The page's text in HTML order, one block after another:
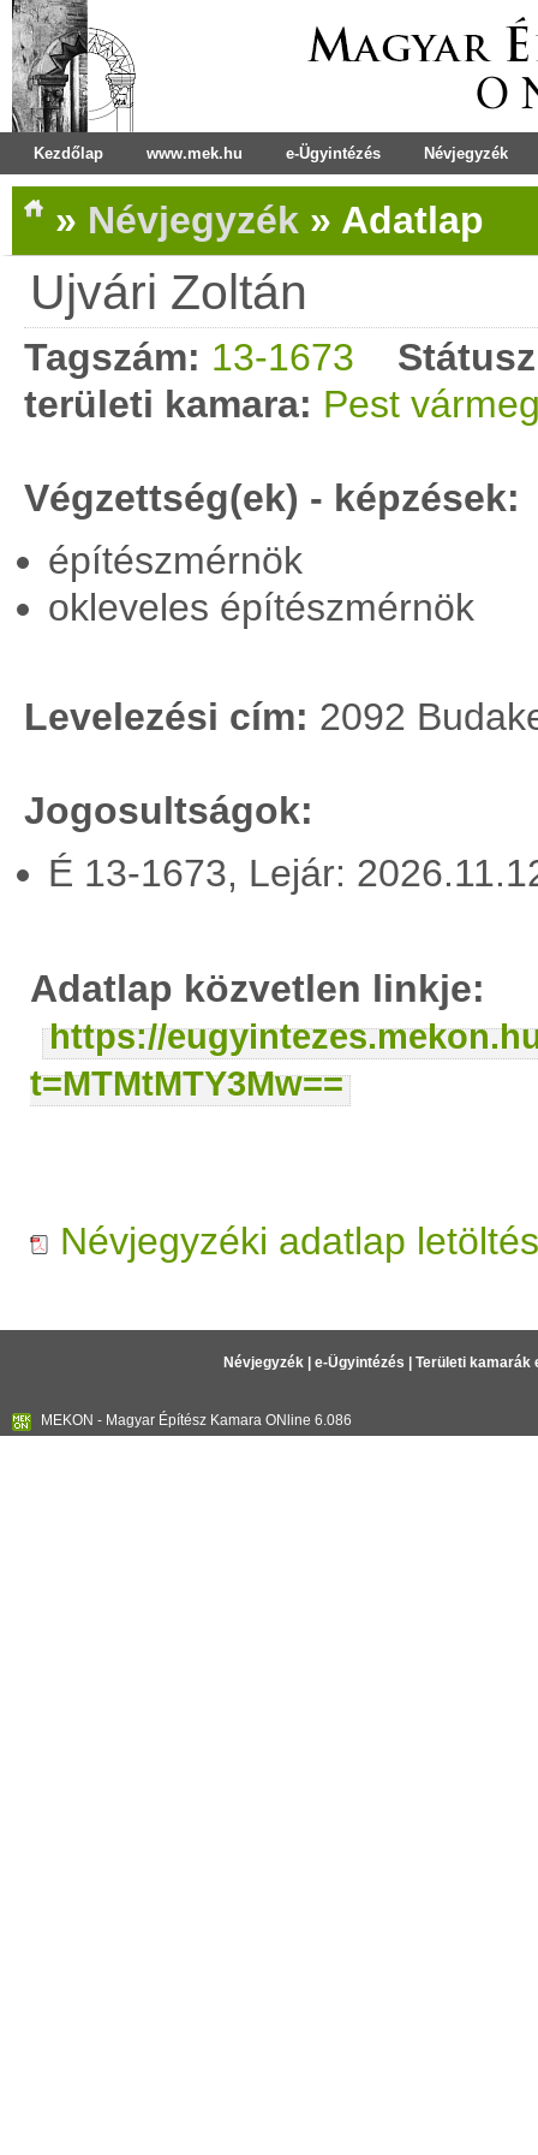
Kezdőlap www.mek.hu e-Ügyintézés Névjegyzék
» Névjegyzék » Adatlap
Ujvári Zoltán
Tagszám: 13-1673
területi kamara: Pest
Végzettség(ek) - képzések:
építészmérnök
okleveles építészmérnök
Levelezési cím: 2092
Jogosultságok:
É 13-1673, Lejár:
Adatlap közvetlen linkje:
https://
t=MTMtMTY3Mw==
Névjegyzéki adatlap
Névjegyzék| e-Ügyintézés Területi kamarák
MEKON - Magyar Építész Kamara ONline 6.086